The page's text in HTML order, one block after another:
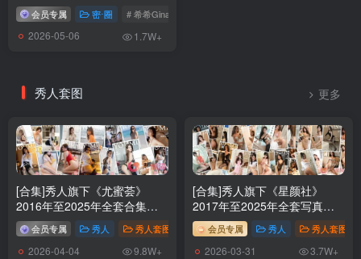
会员专属 密⋅圈 # 希希Gina
2026-05-06 1.7W+
秀人套图 更多
[合集]秀人旗下《尤蜜荟》
2016年至2025年全套合集
001-1204,大小272G （随官方
更新）会员专属 秀人 秀人套图 # YouMi尤蜜荟 # 尤蜜荟
2026-04-04 9.8W+
[合集]秀人旗下《星颜社》
2017年至2025年全套写真合
集001-460（2022恢复更新）
会员专属 秀人 秀人套图
2026-03-31 3.7W+